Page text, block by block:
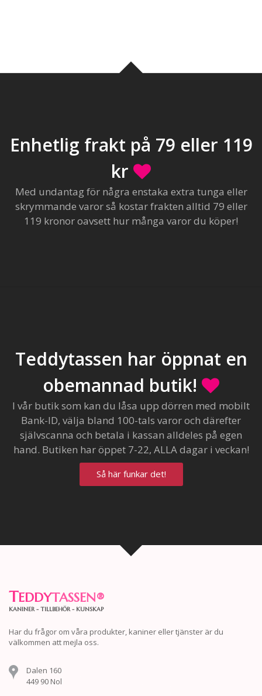
Enhetlig frakt på 79 eller 119
kr
Med undantag för några enstaka extra tunga eller
skrymmande varor så kostar frakten alltid 79 eller
119 kronor oavsett hur många varor du köper!
Teddytassen har öppnat en
obemannad butik!
I vår butik som kan du låsa upp dörren med mobilt
Bank-ID, välja bland 100-tals varor och därefter
självscanna och betala i kassan alldeles på egen
hand. Butiken har öppet 7-22, ALLA dagar i veckan!
Så här funkar det!
TEDDYTASSEN®
KANINER - TILLBEHÖR - KUNSKAP
Har du frågor om våra produkter, kaniner eller tjänster är du
välkommen att mejla oss.
Dalen 160
449 90 Nol